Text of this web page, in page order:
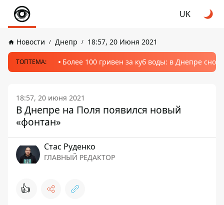
UK
Новости Днепр 18:57, 20 Июня 2021
ТОПТЕМА: Более 100 гривен за куб воды: в Днепре
18:57, 20 июня 2021
В Днепре на Поля появился новый
«фонтан»
Стаc Руденко
ГЛАВНЫЙ РЕДАКТОР
👍